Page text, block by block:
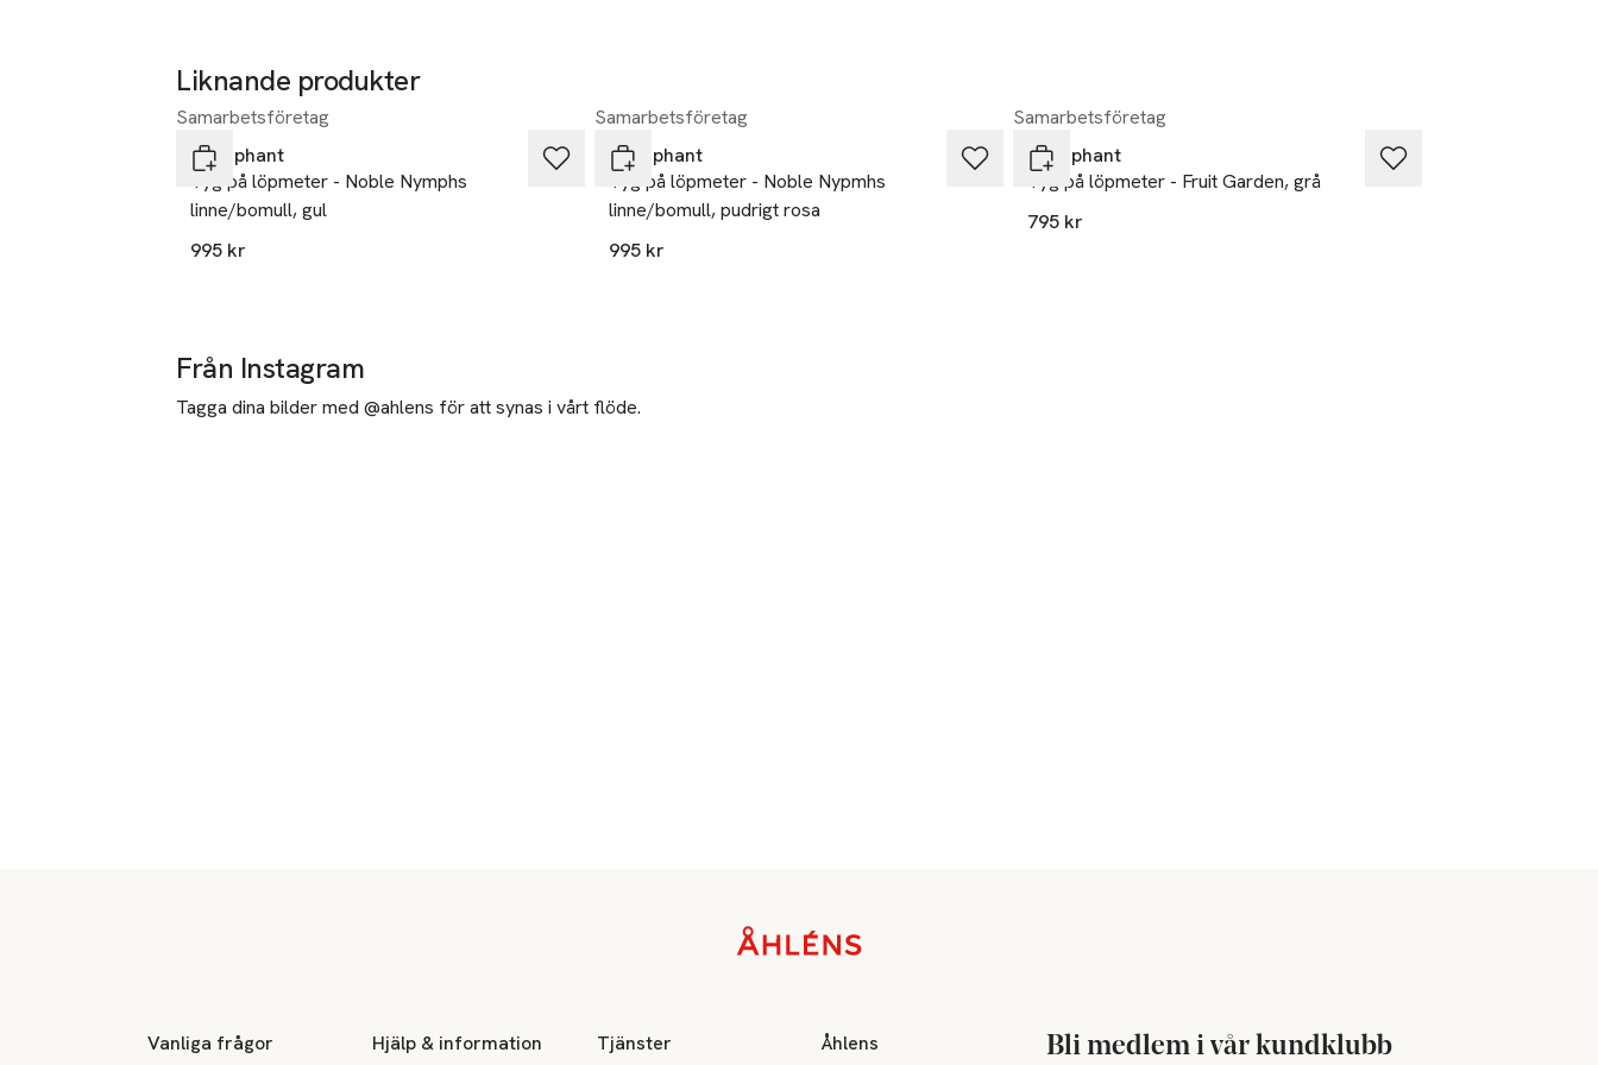
Liknande produkter
Hoppa över bildspelet
Samarbetsföretag
Littlephant
Tyg på löpmeter - Noble Nymphs
linne/bomull, gul
995 kr
Samarbetsföretag
Littlephant
Tyg på löpmeter - Noble Nypmhs
linne/bomull, pudrigt rosa
995 kr
Samarbetsföretag
Littlephant
Tyg på löpmeter - Fruit Garden, grå
795 kr
Från Instagram
Tagga dina bilder med @ahlens för att synas i vårt flöde.
Vanliga frågor Hjälp & information Tjänster Åhlens Bli medlem i vår kundklubb